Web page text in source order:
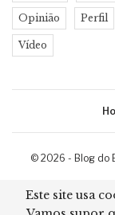
Opinião Perfil
Vídeo
© 2026 - Blog do
Este site usa